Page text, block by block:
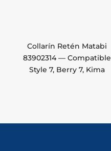
Collarín Retén Matabi
83902314 — Compatible
Style 7, Berry 7, Kima